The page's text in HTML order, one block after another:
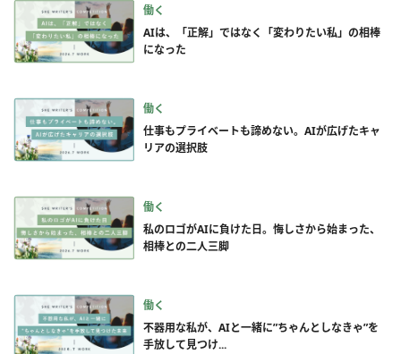
働く
AIは、「正解」ではなく「変わりたい私」の相棒
になった
働く
仕事もプライベートも諦めない。AIが広げたキャ
リアの選択肢
働く
私のロゴがAIに負けた日。悔しさから始まった、
相棒との二人三脚
働く
不器用な私が、AIと一緒に”ちゃんとしなきゃ”を
手放して見つけ...